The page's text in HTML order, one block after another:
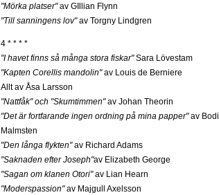
"Mörka platser"av GIllian Flynn
"Till sanningens lov"av Torgny Lindgren
4 * * * *
"I havet finns så många stora fiskar"Sara Lövestam
"Kapten Corellis mandolin"av Louis de Berniere
Allt av Åsa Larsson
"Nattfåk" och "Skumtimmen"av Johan Theorin
"Det är fortfarande ingen ordning på mina papper"av Bodil
Malmsten
"Den långa flykten"av Richard Adams
"Saknaden efter Joseph"av Elizabeth George
"Sagan om klanen Otori"av Lian Hearn
"Moderspassion"av Majgull Axelsson